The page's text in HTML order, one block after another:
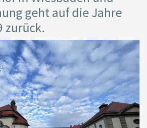
geht auf die Jahre
zurück.